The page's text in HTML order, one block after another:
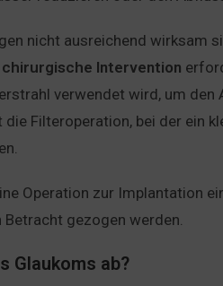
nicht ausreichend wirksam
chirurgische Intervention
verwendet wird, um
Filteroperation, bei der ein
Operation zur Implantation
gezogen werden.
Glaukoms ab?